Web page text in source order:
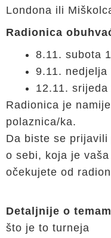
Londona ili
Radionica
8.11. subota
9.11. nedjelja
12.11.
Radionica je
polaznica/ka.
Da biste se
o sebi, koja je
očekujete od
Detaljnije o
što je to turneja